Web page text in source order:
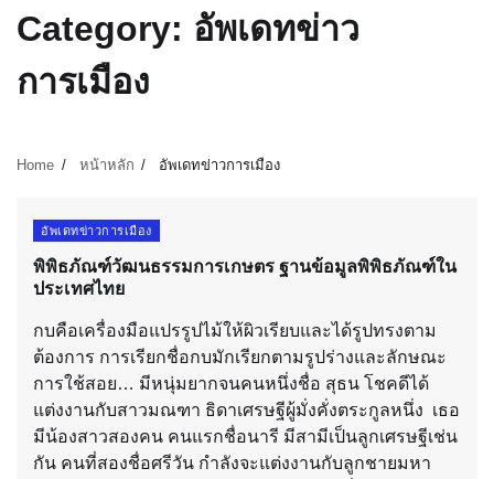
Category: อัพเดทข่าว
การเมือง
Home หน้าหลัก อัพเดทข่าวการเมือง
อัพเดทข่าวการเมือง
พิพิธภัณฑ์วัฒนธรรมการเกษตร ฐานข้อมูลพิพิธภัณฑ์ใน
ประเทศไทย
กบคือเครื่องมือแปรรูปไม้ให้ผิวเรียบและได้รูปทรงตาม
ต้องการ การเรียกชื่อกบมักเรียกตามรูปร่างและลักษณะ
การใช้สอย… มีหนุ่มยากจนคนหนึ่งชื่อ สุธน โชคดีได้
แต่งงานกับสาวมณฑา ธิดาเศรษฐีผู้มั่งคั่งตระกูลหนึ่ง เธอ
มีน้องสาวสองคน คนแรกชื่อนารี มีสามีเป็นลูกเศรษฐีเช่น
กัน คนที่สองชื่อศรีวัน กำลังจะแต่งงานกับลูกชายมหา